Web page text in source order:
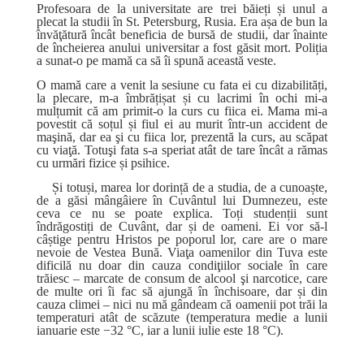
Profesoara de la universitate are trei băieți și unul a
plecat la studii în St. Petersburg, Rusia. Era așa de bun la
învăţătură încât beneficia de bursă de studii, dar înainte
de încheierea anului universitar a fost găsit mort. Poliția
a sunat-o pe mamă ca să îi spună această veste.
O mamă care a venit la sesiune cu fata ei cu dizabilități,
la plecare, m-a îmbrățișat și cu lacrimi în ochi mi-a
mulțumit că am primit-o la curs cu fiica ei. Mama mi-a
povestit că soțul și fiul ei au murit într-un accident de
maşină, dar ea şi cu fiica lor, prezentă la curs, au scăpat
cu viaţă. Totuşi fata s-a speriat atât de tare încât a rămas
cu urmări fizice și psihice.
Și totuși, marea lor dorință de a studia, de a cunoaște,
de a găsi mângâiere în Cuvântul lui Dum­nezeu, este
ceva ce nu se poate explica. Toți studenții sunt
îndrăgostiți de Cuvânt, dar și de oameni. Ei vor să-l
câștige pentru Hristos pe poporul lor, care are o mare
nevoie de Vestea Bună. Viaţa oamenilor din Tuva este
dificilă nu doar din cauza condiţiilor sociale în care
trăiesc – marcate de consum de alcool şi narcotice, care
de multe ori îi fac să ajungă în închisoare, dar și din
cauza climei – nici nu mă gândeam că oamenii pot trăi la
temperaturi atât de scăzute (temperatura medie a lunii
ianuarie este −32 °C, iar a lunii iulie este 18 °C).